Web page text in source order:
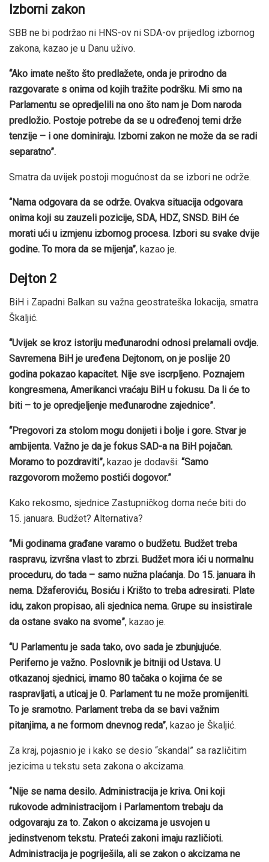
Izborni zakon
SBB ne bi podržao ni HNS-ov ni SDA-ov prijedlog izbornog
zakona, kazao je u Danu uživo.
“Ako imate nešto što predlažete, onda je prirodno da
razgovarate s onima od kojih tražite podršku. Mi smo na
Parlamentu se opredjelili na ono što nam je Dom naroda
predložio. Postoje potrebe da se u određenoj temi drže
tenzije – i one dominiraju. Izborni zakon ne može da se radi
separatno”.
Smatra da uvijek postoji mogućnost da se izbori ne održe.
“Nama odgovara da se održe. Ovakva situacija odgovara
onima koji su zauzeli pozicije, SDA, HDZ, SNSD. BiH će
morati ući u izmjenu izbornog procesa. Izbori su svake dvije
godine. To mora da se mijenja”, kazao je.
Dejton 2
BiH i Zapadni Balkan su važna geostrateška lokacija, smatra
Škaljić.
“Uvijek se kroz istoriju međunarodni odnosi prelamali ovdje.
Savremena BiH je uređena Dejtonom, on je poslije 20
godina pokazao kapacitet. Nije sve iscrpljeno. Poznajem
kongresmena, Amerikanci vraćaju BiH u fokusu. Da li će to
biti – to je opredjeljenje međunarodne zajednice”.
“Pregovori za stolom mogu donijeti i bolje i gore. Stvar je
ambijenta. Važno je da je fokus SAD-a na BiH pojačan.
Moramo to pozdraviti”, kazao je dodavši: “Samo
razgovorom možemo postići dogovor.”
Kako rekosmo, sjednice Zastupničkog doma neće biti do
15. januara. Budžet? Alternativa?
“Mi godinama građane varamo o budžetu. Budžet treba
raspravu, izvršna vlast to zbrzi. Budžet mora ići u normalnu
proceduru, do tada – samo nužna plaćanja. Do 15. januara ih
nema. Džaferoviću, Bosiću i Krišto to treba adresirati. Plate
idu, zakon propisao, ali sjednica nema. Grupe su insistirale
da ostane svako na svome”, kazao je.
“U Parlamentu je sada tako, ovo sada je zbunjujuće.
Periferno je važno. Poslovnik je bitniji od Ustava. U
otkazanoj sjednici, imamo 80 tačaka o kojima će se
raspravljati, a uticaj je 0. Parlament tu ne može promijeniti.
To je sramotno. Parlament treba da se bavi važnim
pitanjima, a ne formom dnevnog reda”, kazao je Škaljić.
Za kraj, pojasnio je i kako se desio “skandal” sa različitim
jezicima u tekstu seta zakona o akcizama.
“Nije se nama desilo. Administracija je kriva. Oni koji
rukovode administracijom i Parlamentom trebaju da
odgovaraju za to. Zakon o akcizama je usvojen u
jedinstvenom tekstu. Prateći zakoni imaju različioti.
Administracija je pogriješila, ali se zakon o akcizama ne